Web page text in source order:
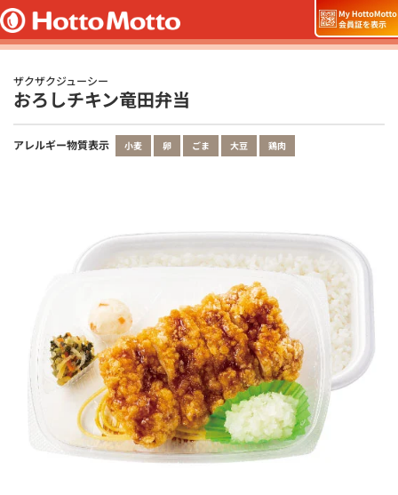
ザクザクジューシー
おろしチキン竜田弁当
アレルギー物質表示 小麦 卵 ごま 大豆 鶏肉